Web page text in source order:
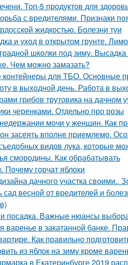
Топ-5 продуктов для
с вредителями. Признаки
жидкостью. Болезни туи
и уход в открытом грунте.
школки под зиму.
Чем можно замазать?
для ТБО. Основные
в выходной день. Работа в
грибов трутовика на дачном
черенками. Отдельно про розы
мочи у женщин. Как
засеять вполне приемлемо.
видов лука, которые
смородины. Как обрабатывать
Почему горчат яблоки
дачного участка своими..
сад весной от вредителей и
посадка. Важные нюансы
варенье в закатанной банке.
Как правильно
из яблок на зиму кроме
в Екатеринбурге 2019